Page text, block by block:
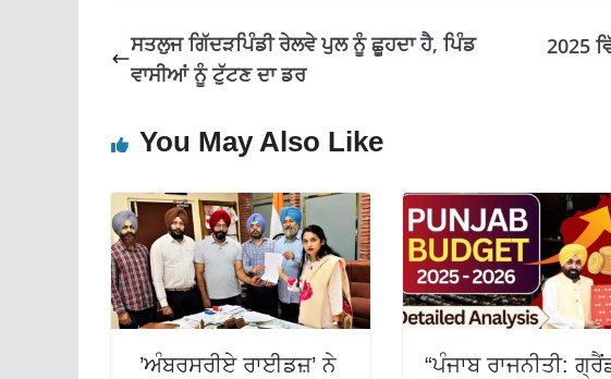
k p
ਸਤਲੁਜ ਗਿੱਦੜਪਿੰਡੀ ਰੇਲਵੇ ਪੁਲ ਨੂੰ ਛੂਹਦਾ ਹੈ, ਪਿੰਡ
ਵਾਸੀਆਂ ਨੂੰ ਟੁੱਟਣ ਦਾ ਡਰ
2025
You May Also Like
’ਅੰਬਰਸਰੀਏ ਰਾਈਡਜ਼’ ਨੇ
“ਪੰਜਾਬ ਰਾਜਨੀਤੀ: